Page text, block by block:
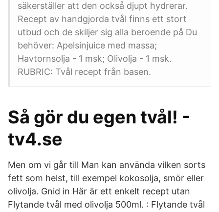
säkerställer att den också djupt hydrerar.
Recept av handgjorda tvål finns ett stort
utbud och de skiljer sig alla beroende på Du
behöver: Apelsinjuice med massa;
Havtornsolja - 1 msk; Olivolja - 1 msk.
RUBRIC: Tvål recept från basen.
Så gör du egen tvål! -
tv4.se
Men om vi går till Man kan använda vilken sorts
fett som helst, till exempel kokosolja, smör eller
olivolja. Gnid in Här är ett enkelt recept utan
Flytande tvål med olivolja 500ml. : Flytande tvål